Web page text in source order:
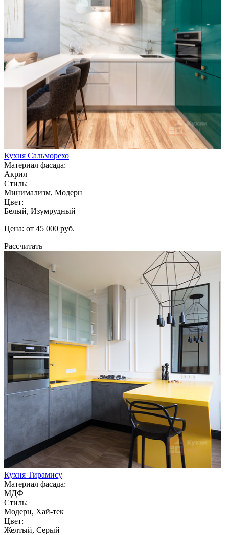
Кухня Сальморехо
Материал фасада:
Акрил
Стиль:
Минимализм, Модерн
Цвет:
Белый, Изумрудный
Цена: от 45 000 руб.
Рассчитать
Кухня Тирамису
Материал фасада:
МДФ
Стиль:
Модерн, Хай-тек
Цвет:
Желтый, Серый